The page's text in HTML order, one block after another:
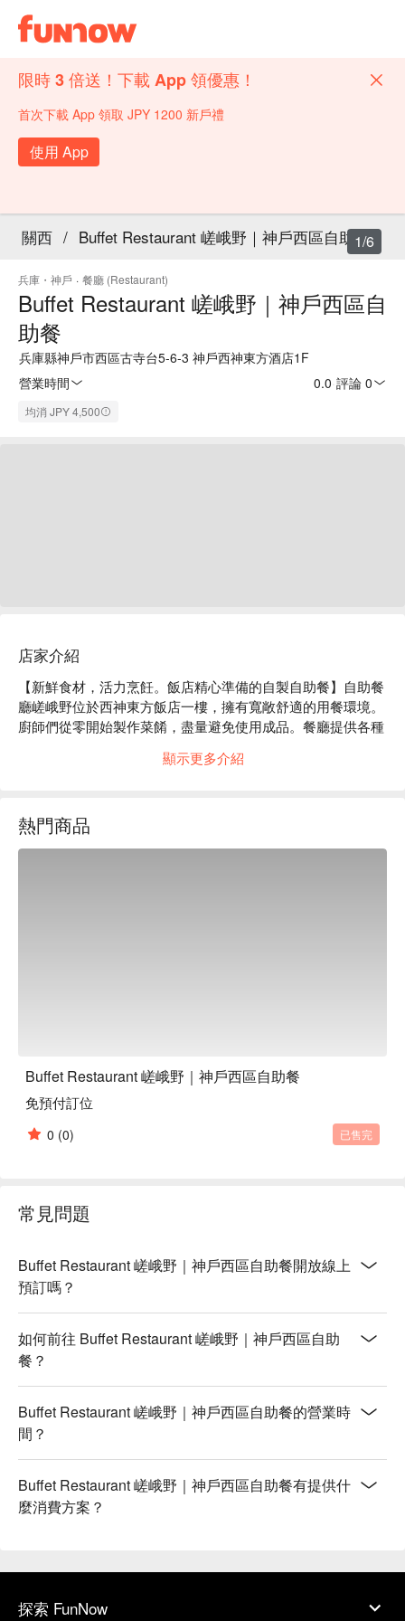
限時 3 倍送！下載 App 領優惠！
首次下載 App 領取 JPY 1200 新戶禮
使用 App
關西 / Buffet Restaurant 嵯峨野｜神戶西區自助餐
兵庫・神戶 · 餐廳 (Restaurant)
Buffet Restaurant 嵯峨野｜神戶西區自
助餐
兵庫縣神戶市西區古寺台5-6-3 神戶西神東方酒店1F
營業時間
0.0 評論 0
均消 JPY 4,500
1/6
店家介紹
【新鮮食材，活力烹飪。飯店精心準備的自製自助餐】自助餐
廳嵯峨野位於西神東方飯店一樓，擁有寬敞舒適的用餐環境。
廚師們從零開始製作菜餚，盡量避免使用成品。餐廳提供各種
購的魚類製成的刺身。尤其是用特製香料精心燉製的原創“嵯
也極具吸引力。此外，餐廳還提供價格合理的無限暢飲套餐，
並且餐廳設有無障礙設施，方便全家共享美味。餐廳提供豐富
顯示更多介紹
熱門商品
Buffet Restaurant 嵯峨野｜神戶西區自助餐
免預付訂位
0 (0) 已售完
常見問題
Buffet Restaurant 嵯峨野｜神戶西區自助餐開放線上
預訂嗎？
如何前往 Buffet Restaurant 嵯峨野｜神戶西區自助
餐？
Buffet Restaurant 嵯峨野｜神戶西區自助餐的營業時
間？
Buffet Restaurant 嵯峨野｜神戶西區自助餐有提供什
麼消費方案？
探索 FunNow